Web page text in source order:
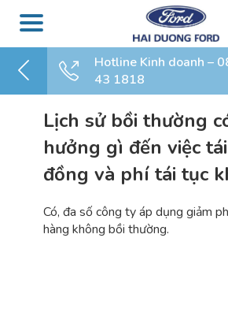
Hotline Kinh doanh –
43 1818
Lịch sử bồi thường
hưởng gì đến việc
đồng và phí tái tục
Có, đa số công ty áp dụng giảm
hàng không bồi thường.